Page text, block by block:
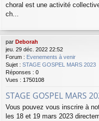
choral est une activité
ch...
par Deborah
jeu. 29 déc. 2022 22:52
Forum : Evenements à venir
Sujet : STAGE GOSPEL MARS 2023
Réponses : 0
Vues : 1750108
STAGE GOSPEL MARS
Vous pouvez vous inscrire à
les 18 et 19 mars 2023